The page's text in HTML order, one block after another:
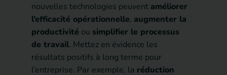
nouvelles technologies peuvent améliorer
l’efficacité opérationnelle, augmenter la
productivité ou simplifier le processus
de travail. Mettez en évidence les
résultats positifs à long terme pour
l’entreprise. Par exemple, la réduction